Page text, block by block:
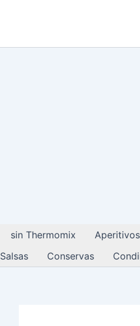
sin Thermomix Aperitivos
Salsas Conservas